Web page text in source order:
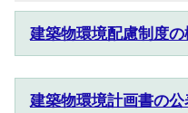
建築物環境配慮制度の
建築物環境計画書の公